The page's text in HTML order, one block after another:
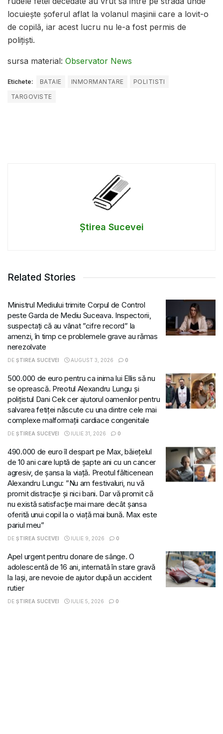
locuieşte şoferul aflat la volanul maşinii care a lovit-o
de copilă, iar acest lucru nu le-a fost permis de
polițiști.
sursa material: Observator News
Etichete: BATAIE INMORMANTARE
POLITISTI
TARGOVISTE
Știrea Sucevei
Related Stories
Ministrul Mediului trimite Corpul de Control
peste Garda de Mediu Suceava. Inspectorii,
suspectați că au vânat ”cifre record” la
amenzi, în timp ce problemele grave au rămas
nerezolvate
DE ȘTIREA SUCEVEI AUGUST 3, 2026 0
500.000 de euro pentru ca inima lui Ellis să nu
se oprească. Preotul Alexandru Lungu și
polițistul Dani Cek cer ajutorul oamenilor pentru
salvarea fetiței născute cu una dintre cele mai
complexe malformații cardiace congenitale
DE ȘTIREA SUCEVEI IULIE 31, 2026 0
490.000 de euro îl despart pe Max, băiețelul
de 10 ani care luptă de șapte ani cu un cancer
agresiv, de șansa la viață. Preotul fălticenean
Alexandru Lungu: ”Nu am festivaluri, nu vă
promit distracție și nici bani. Dar vă promit că
nu există satisfacție mai mare decât șansa
oferită unui copil la o viață mai bună. Max este
pariul meu”
DE ȘTIREA SUCEVEI IULIE 9, 2026 0
Apel urgent pentru donare de sânge. O
adolescentă de 16 ani, internată în stare gravă
la Iași, are nevoie de ajutor după un accident
rutier
DE ȘTIREA SUCEVEI IULIE 5, 2026 0